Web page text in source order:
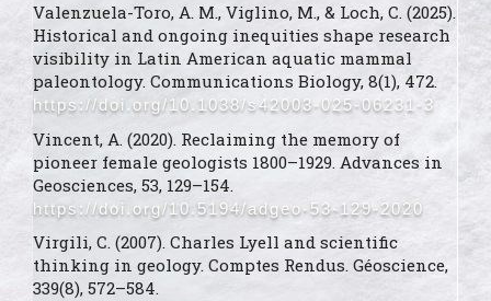
Valenzuela-Toro, A. M., Viglino, M., & Loch, C. (2025).
Historical and ongoing inequities shape research
visibility in Latin American aquatic mammal
paleontology. Communications Biology, 8(1), 472.
https://doi.org/10.1038/s42003-025-06231-3
Vincent, A. (2020). Reclaiming the memory of
pioneer female geologists 1800–1929. Advances in
Geosciences, 53, 129–154.
https://doi.org/10.5194/adgeo-53-129-2020
Virgili, C. (2007). Charles Lyell and scientific
thinking in geology. Comptes Rendus. Géoscience,
339(8), 572–584.